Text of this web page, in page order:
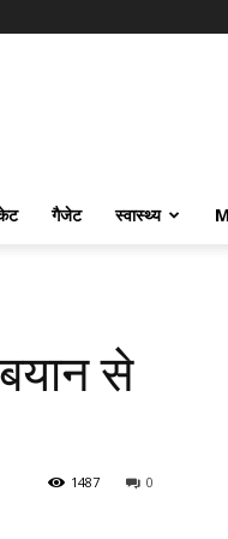
गैजेट स्वास्थ्य
से
0
1487